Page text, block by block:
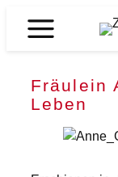
Inhalt
Fräulein
Leben